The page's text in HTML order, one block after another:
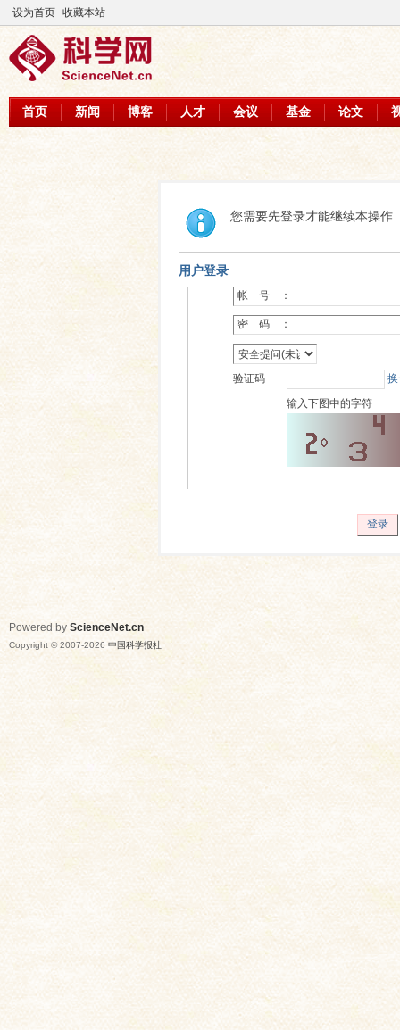
设为首页 收藏本站
首页 新闻 博客 人才 会议 基金 论文
您需要先登录才能继续本操作
用户登录
帐 号 ：
密 码 ：
验证码
输入下图中的字符
登录
Powered by ScienceNet.cn
Copyright © 2007-2026 中国科学报社